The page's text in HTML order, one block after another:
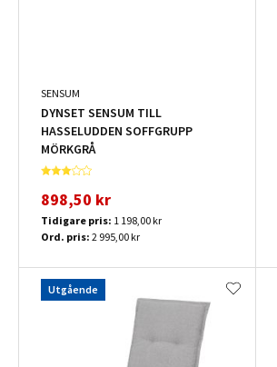
SENSUM
DYNSET SENSUM TILL
HASSELUDDEN SOFFGRUPP
MÖRKGRÅ
898,50 kr
Tidigare pris: 1 198,00 kr
Ord. pris: 2 995,00 kr
Utgående